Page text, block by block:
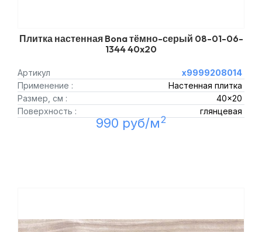
Плитка настенная Bona тёмно-серый 08-01-06-
1344 40x20
Артикул
х9999208014
Применение :
Настенная плитка
Размер, см :
40x20
Поверхность :
глянцевая
990 руб/м2